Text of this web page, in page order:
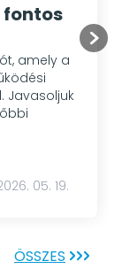
fontos
amely a
Javasoljuk
05. 19.
ÖSSZES